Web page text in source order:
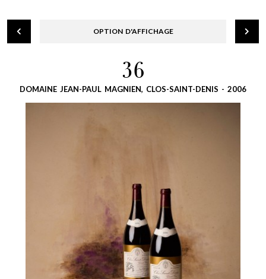
OPTION D'AFFICHAGE
36
DOMAINE JEAN-PAUL MAGNIEN, CLOS-SAINT-DENIS - 2006